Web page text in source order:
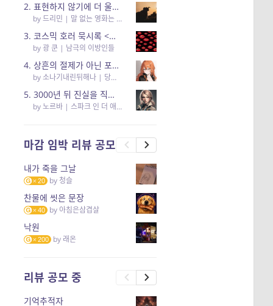
2. 표현하지 않기에 더 울림이 있는
by드리민 | 말 없는 영화는 하룻밤에 몇 리를 갈 수 있을까
3. 코스믹 호러 묵시록 <남극의 이방인들> 리뷰
by광 쿤 | 남극의 이방인들
4. 상흔의 절제가 아닌 포용의 고찰… <당신의 어둠을 안아요>
by소나기내린뒤해나 | 당신의 어둠을 안아요
5. 3000년 뒤 진실을 직면하고 영혼까지 부서져버리는 소년의 성장통 (2부 리뷰)
by노르바 | 스파크 인 더 애쉬스(Spark in the ashes)
마감 임박 리뷰 공모
내가 죽을 그날
20 by 청슬
찬물에 씻은 문장
40 by 아침은삼겹살
낙원
200 by 래온
리뷰 공모 중
기억추적자